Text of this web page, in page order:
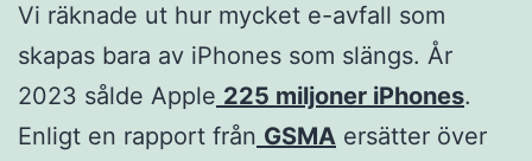
Vi räknade ut hur mycket e-avfall som
skapas bara av iPhones som slängs. År
2023 sålde Apple 225 miljoner iPhones.
Enligt en rapport från GSMA ersätter över